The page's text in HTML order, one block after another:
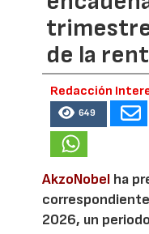
de la
Redacción
649
AkzoNobel ha
2026, un